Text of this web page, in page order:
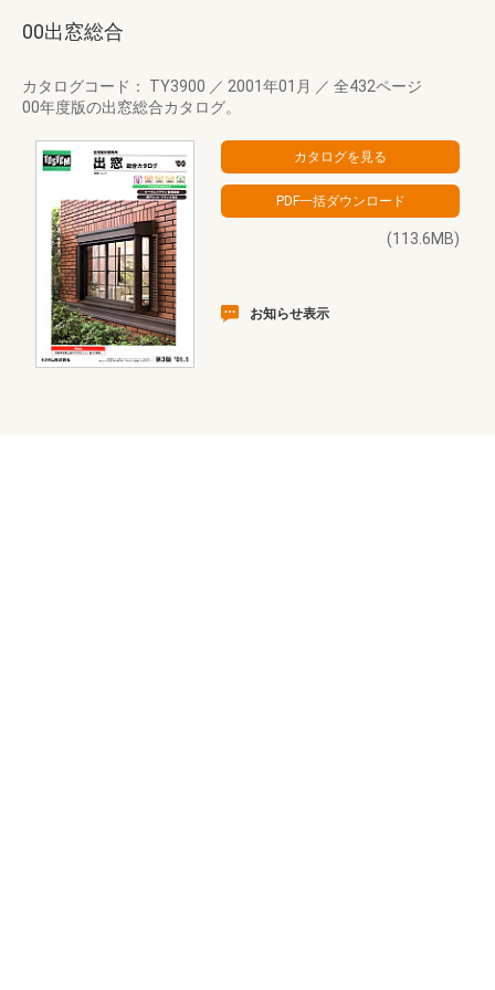
00出窓総合
カタログコード： TY3900 ／ 2001年01月 ／ 全432ページ
00年度版の出窓総合カタログ。
(113.6MB)
お知らせ表示